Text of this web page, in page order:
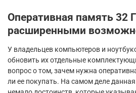
Оперативная память 32
расширенными
У владельцев компьютеров и
обновить их отдельные
вопрос о том, зачем нужна
ли ее покупать. На самом деле